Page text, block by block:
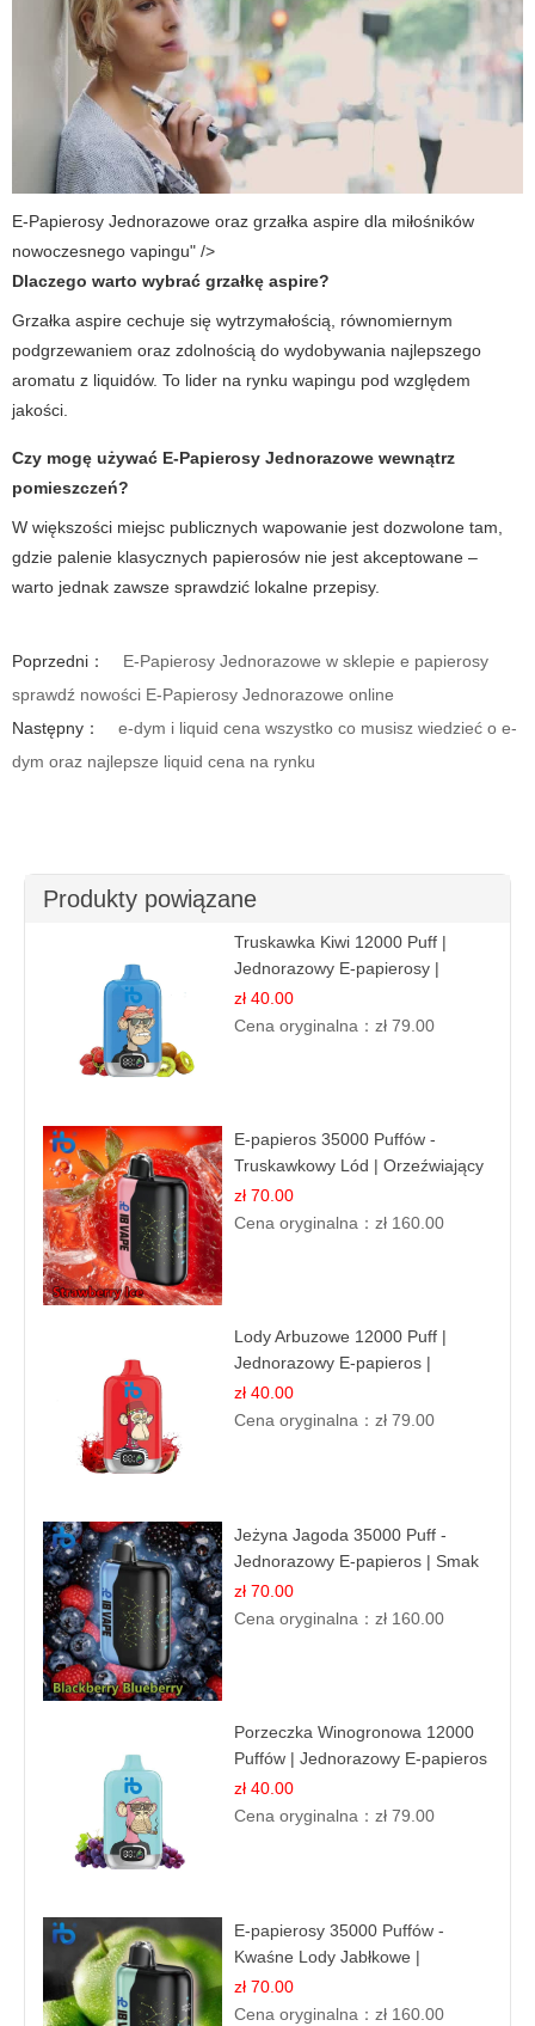
E-Papierosy Jednorazowe oraz grzałka aspire dla miłośników
nowoczesnego vapingu" />
Dlaczego warto wybrać grzałkę aspire?
Grzałka aspire cechuje się wytrzymałością, równomiernym
podgrzewaniem oraz zdolnością do wydobywania najlepszego
aromatu z liquidów. To lider na rynku wapingu pod względem
jakości.
Czy mogę używać E-Papierosy Jednorazowe wewnątrz
pomieszczeń?
W większości miejsc publicznych wapowanie jest dozwolone tam,
gdzie palenie klasycznych papierosów nie jest akceptowane –
warto jednak zawsze sprawdzić lokalne przepisy.
Poprzedni：
E-Papierosy Jednorazowe w sklepie e papierosy
sprawdź nowości E-Papierosy Jednorazowe online
Następny：
e-dym i liquid cena wszystko co musisz wiedzieć o e-
dym oraz najlepsze liquid cena na rynku
Produkty powiązane
Truskawka Kiwi 12000 Puff |
Jednorazowy E-papierosy |
Owocowa Mieszanka
zł 40.00
Cena oryginalna：zł 79.00
E-papieros 35000 Puffów -
Truskawkowy Lód | Orzeźwiający
Smak
zł 70.00
Cena oryginalna：zł 160.00
Lody Arbuzowe 12000 Puff |
Jednorazowy E-papieros |
Deserowy Smak
zł 40.00
Cena oryginalna：zł 79.00
Jeżyna Jagoda 35000 Puff -
Jednorazowy E-papieros | Smak
Leśnych Owoców
zł 70.00
Cena oryginalna：zł 160.00
Porzeczka Winogronowa 12000
Puffów | Jednorazowy E-papieros
| Owocowy Miks
zł 40.00
Cena oryginalna：zł 79.00
E-papierosy 35000 Puffów -
Kwaśne Lody Jabłkowe |
Orzeźwiający Smak
zł 70.00
Cena oryginalna：zł 160.00